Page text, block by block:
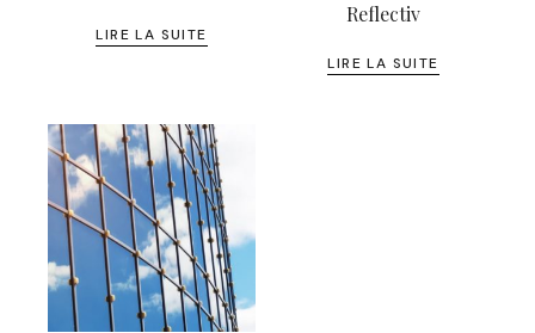
LIRE LA SUITE
Reflectiv
LIRE LA SUITE